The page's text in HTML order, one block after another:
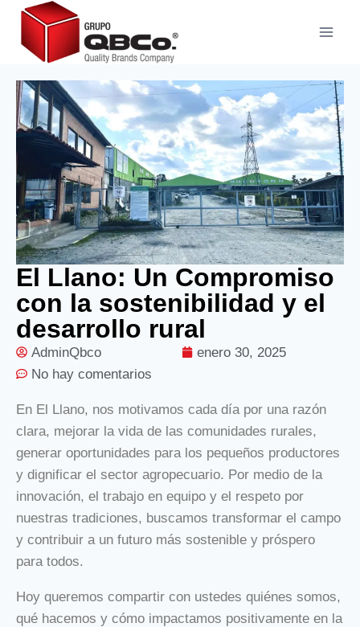
El Llano: Un Compromiso
con la sostenibilidad y el
desarrollo rural
AdminQbco
enero 30, 2025
No hay comentarios
En El Llano, nos motivamos cada día por una razón
clara, mejorar la vida de las comunidades rurales,
generar oportunidades para los pequeños productores
y dignificar el sector agropecuario. Por medio de la
innovación, el trabajo en equipo y el respeto por
nuestras tradiciones, buscamos transformar el campo
y contribuir a un futuro más sostenible y próspero
para todos.
Hoy queremos compartir con ustedes quiénes somos,
qué hacemos y cómo impactamos positivamente en la